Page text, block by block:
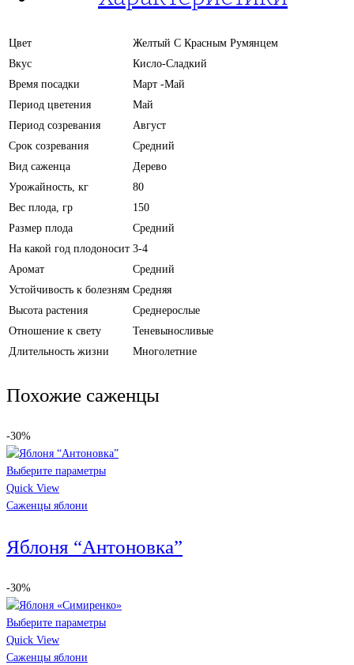
Цвет
Желтый С Красным Румянцем
Вкус
Кисло-Сладкий
Время посадки
Март -Май
Период цветения
Май
Период созревания
Август
Срок созревания
Средний
Вид саженца
Дерево
Урожайность, кг
80
Вес плода, гр
150
Размер плода
Средний
На какой год плодоносит 3-4
Аромат
Средний
Устойчивость к болезням Средняя
Высота растения
Среднерослые
Отношение к свету
Теневыносливые
Длительность жизни
Многолетние
Похожие саженцы
-30%
Выберите параметры
Quick View
Саженцы яблони
Яблоня “Антоновка”
-30%
Выберите параметры
Quick View
Саженцы яблони